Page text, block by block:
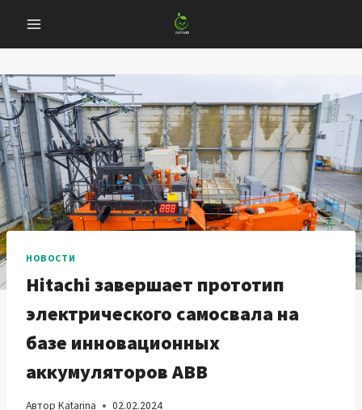
содержанию
НОВОСТИ
Hitachi завершает прототип
электрического самосвала на
базе инновационных
аккумуляторов ABB
Автор Katarina 02.02.2024